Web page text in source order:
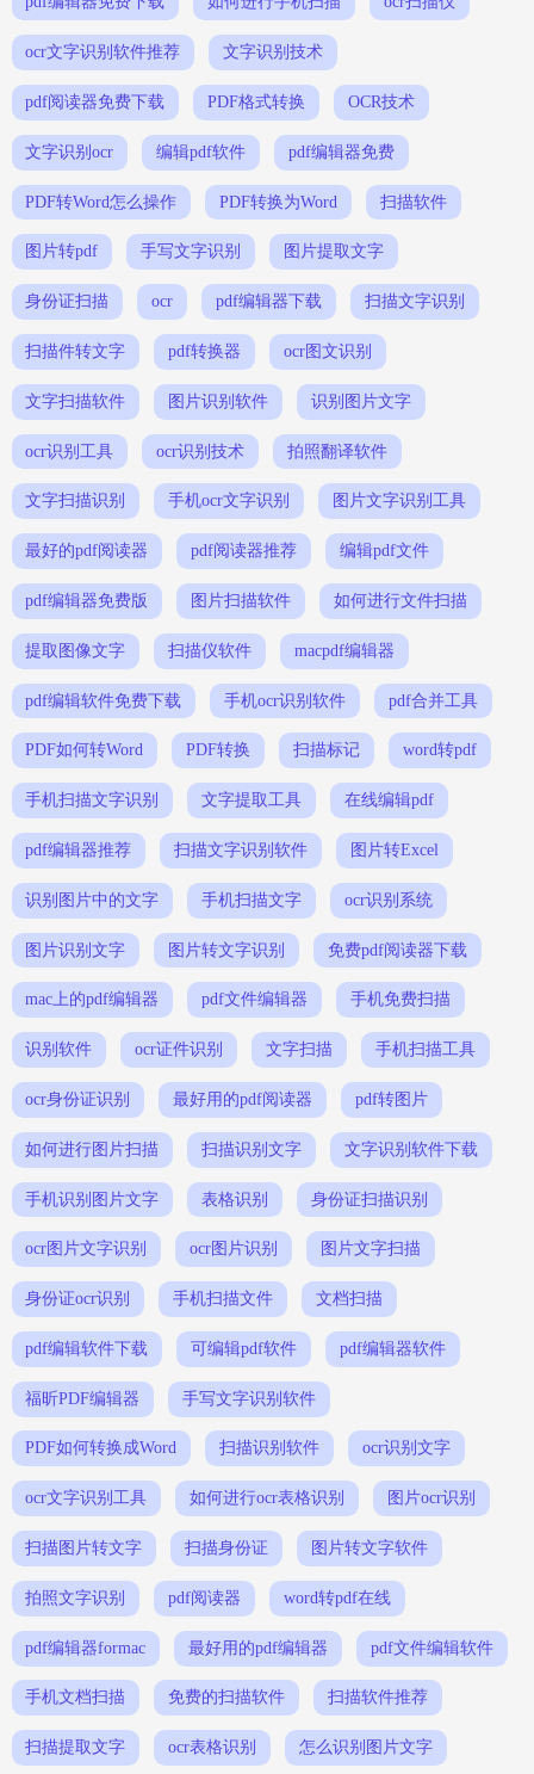
ocr文字识别软件推荐 文字识别技术
pdf阅读器免费下载 PDF格式转换 OCR技术
文字识别ocr 编辑pdf软件 pdf编辑器免费
PDF转Word怎么操作 PDF转换为Word 扫描软件
图片转pdf 手写文字识别 图片提取文字
身份证扫描 ocr pdf编辑器下载 扫描文字识别
扫描件转文字 pdf转换器 ocr图文识别
文字扫描软件 图片识别软件 识别图片文字
ocr识别工具 ocr识别技术 拍照翻译软件
文字扫描识别 手机ocr文字识别 图片文字识别工具
最好的pdf阅读器 pdf阅读器推荐 编辑pdf文件
pdf编辑器免费版 图片扫描软件 如何进行文件扫描
提取图像文字 扫描仪软件 macpdf编辑器
pdf编辑软件免费下载 手机ocr识别软件 pdf合并工具
PDF如何转Word PDF转换 扫描标记 word转pdf
手机扫描文字识别 文字提取工具 在线编辑pdf
pdf编辑器推荐 扫描文字识别软件 图片转Excel
识别图片中的文字 手机扫描文字 ocr识别系统
图片识别文字 图片转文字识别 免费pdf阅读器下载
mac上的pdf编辑器 pdf文件编辑器 手机免费扫描
识别软件 ocr证件识别 文字扫描 手机扫描工具
ocr身份证识别 最好用的pdf阅读器 pdf转图片
如何进行图片扫描 扫描识别文字 文字识别软件下载
手机识别图片文字 表格识别 身份证扫描识别
ocr图片文字识别 ocr图片识别 图片文字扫描
身份证ocr识别 手机扫描文件 文档扫描
pdf编辑软件下载 可编辑pdf软件 pdf编辑器软件
福昕PDF编辑器 手写文字识别软件
PDF如何转换成Word 扫描识别软件 ocr识别文字
ocr文字识别工具 如何进行ocr表格识别 图片ocr识别
扫描图片转文字 扫描身份证 图片转文字软件
拍照文字识别 pdf阅读器 word转pdf在线
pdf编辑器formac 最好用的pdf编辑器 pdf文件编辑软件
手机文档扫描 免费的扫描软件 扫描软件推荐
扫描提取文字 ocr表格识别 怎么识别图片文字